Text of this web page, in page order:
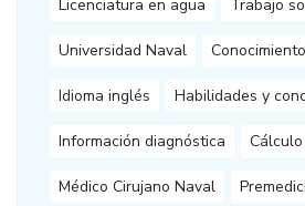
Licenciatura en agua Trabajo
Universidad Naval
Idioma inglés Habilidades y
Información diagnóstica
Médico Cirujano Naval